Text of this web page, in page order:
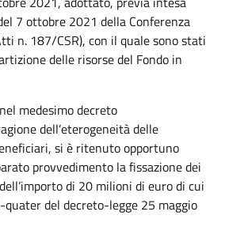
7 ottobre 2021 della Conferenza
n. 187/CSR), con il quale sono stati
delle risorse del Fondo in
medesimo decreto
dell’eterogeneità delle
si è ritenuto opportuno
provvedimento la fissazione dei
di 20 milioni di euro di cui
del decreto-legge 25 maggio